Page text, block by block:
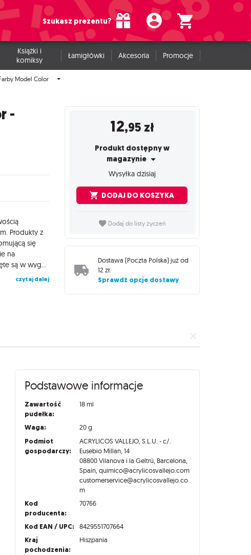
Szukasz prezentu?
Książki i
komiksy
Łamigłówki Akcesoria Promocje
Farby Model Color
-
Produkty z
się
na
czytaj dalej
12,95 zł
Produkt dostępny w
magazynie
Wysyłka dzisiaj
DODAJ DO KOSZYKA
Dodaj do listy życzeń
Dostawa (Poczta Polska) już od
12 zł.
Sprawdź opcje dostawy
Podstawowe informacje
Zawartość
pudełka:
18 ml
Waga: 20 g
Podmiot
gospodarczy:
ACRYLICOS VALLEJO, S.L.U. - c/.
Eusebio Millan, 14
08800 Vilanova i la Geltrú, Barcelona,
Spain, quimico@acrylicosvallejo.com
customerservice@acrylicosvallejo.co
m
Kod
producenta:
70766
Kod EAN / UPC: 8429551707664
Kraj
pochodzenia:
Hiszpania